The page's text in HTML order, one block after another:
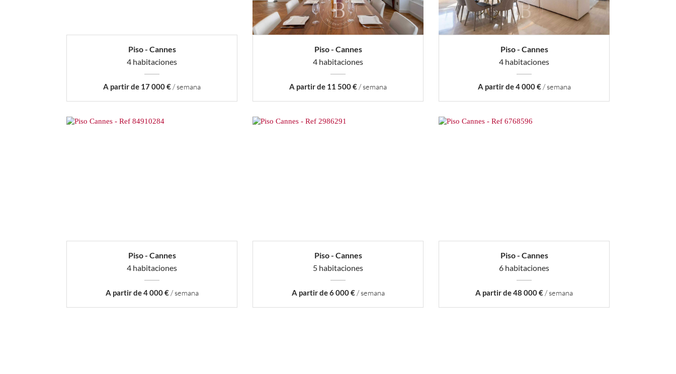
Piso - Cannes
4 habitaciones
A partir de 17 000 €/ semana
Piso - Cannes
4 habitaciones
A partir de 11 500 €/ semana
Piso - Cannes
4 habitaciones
A partir de 4 000 €/ semana
Piso - Cannes
4 habitaciones
A partir de 4 000 €/ semana
Piso - Cannes
5 habitaciones
A partir de 6 000 €/ semana
Piso - Cannes
6 habitaciones
A partir de 48 000 €/ semana